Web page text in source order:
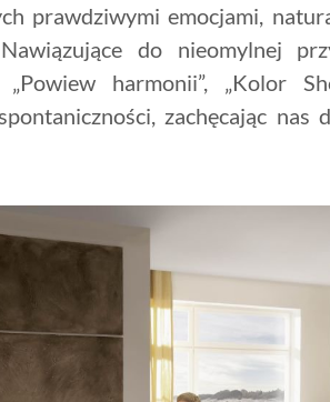
prawdziwymi emocjami,
Nawiązujące do nieomylnej
„Powiew harmonii”, „Kolor
zachęcając nas